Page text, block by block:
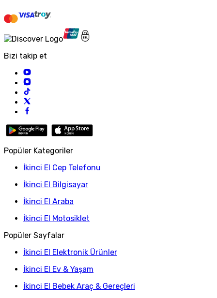
Bizi takip et
Popüler Kategoriler
İkinci El Cep Telefonu
İkinci El Bilgisayar
İkinci El Araba
İkinci El Motosiklet
Popüler Sayfalar
İkinci El Elektronik Ürünler
İkinci El Ev & Yaşam
İkinci El Bebek Araç & Gereçleri